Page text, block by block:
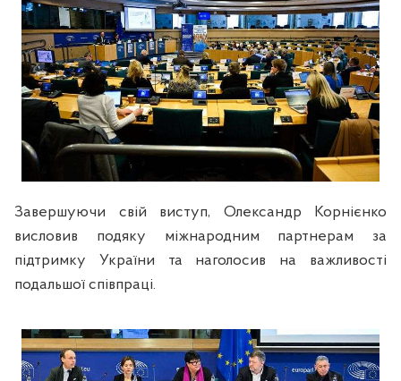
Завершуючи свій виступ, Олександр Корнієнко
висловив подяку міжнародним партнерам за
підтримку України та наголосив на важливості
подальшої співпраці.